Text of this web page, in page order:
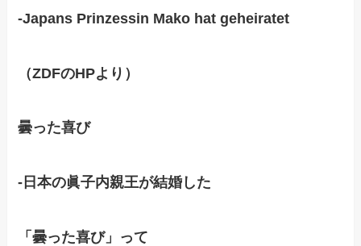
-Japans Prinzessin Mako hat geheiratet
（ZDFのHPより）
曇った喜び
-日本の眞子内親王が結婚した
「曇った喜び」って